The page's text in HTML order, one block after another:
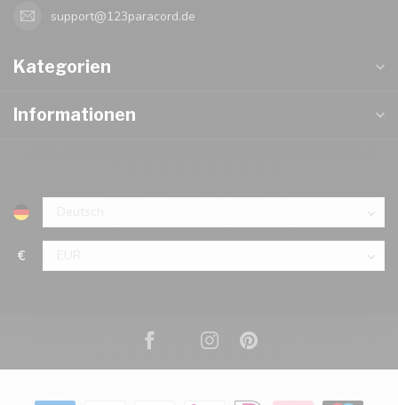
support@123paracord.de
Kategorien
Informationen
€